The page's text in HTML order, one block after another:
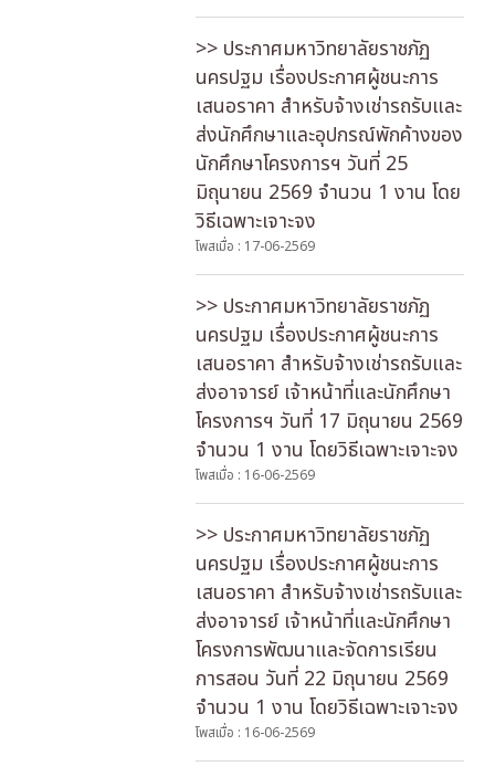
>> ประกาศมหาวิทยาลัยราชภัฏ
นครปฐม เรื่องประกาศผู้ชนะการ
เสนอราคา สำหรับจ้างเช่ารถรับและ
ส่งนักศึกษาและอุปกรณ์พักค้างของ
นักศึกษาโครงการฯ วันที่ 25
มิถุนายน 2569 จำนวน 1 งาน โดย
วิธีเฉพาะเจาะจง
โพสเมื่อ : 17-06-2569
>> ประกาศมหาวิทยาลัยราชภัฏ
นครปฐม เรื่องประกาศผู้ชนะการ
เสนอราคา สำหรับจ้างเช่ารถรับและ
ส่งอาจารย์ เจ้าหน้าที่และนักศึกษา
โครงการฯ วันที่ 17 มิถุนายน 2569
จำนวน 1 งาน โดยวิธีเฉพาะเจาะจง
โพสเมื่อ : 16-06-2569
>> ประกาศมหาวิทยาลัยราชภัฏ
นครปฐม เรื่องประกาศผู้ชนะการ
เสนอราคา สำหรับจ้างเช่ารถรับและ
ส่งอาจารย์ เจ้าหน้าที่และนักศึกษา
โครงการพัฒนาและจัดการเรียน
การสอน วันที่ 22 มิถุนายน 2569
จำนวน 1 งาน โดยวิธีเฉพาะเจาะจง
โพสเมื่อ : 16-06-2569